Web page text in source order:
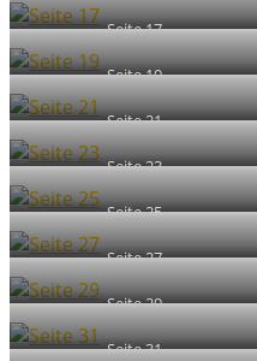
Seite 17
Seite 19
Seite 21
Seite 23
Seite 25
Seite 27
Seite 29
Seite 31